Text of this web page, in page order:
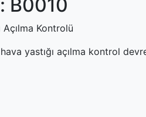
B0010
Açılma Kontrolü
yastığı açılma kontrol